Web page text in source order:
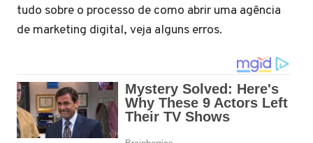
tudo sobre o processo de como abrir uma agência
de marketing digital, veja alguns erros.